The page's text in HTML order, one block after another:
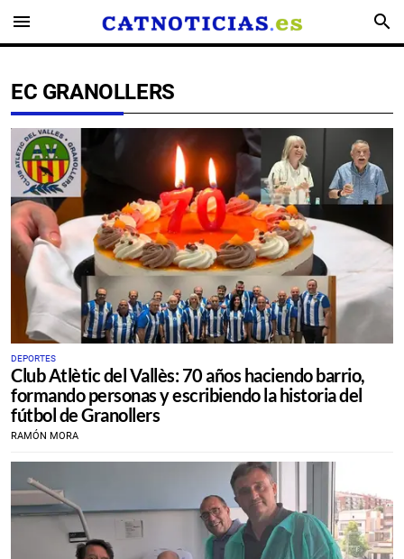
menu search
EC GRANOLLERS
DEPORTES
Club Atlètic del Vallès: 70 años haciendo barrio,
formando personas y escribiendo la historia del
fútbol de Granollers
RAMÓN MORA